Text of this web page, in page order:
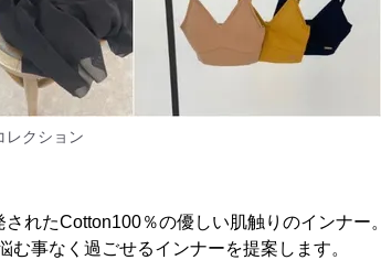
レクション
れたCotton100％の優しい肌触りのインナー。
事なく過ごせるインナーを提案します。